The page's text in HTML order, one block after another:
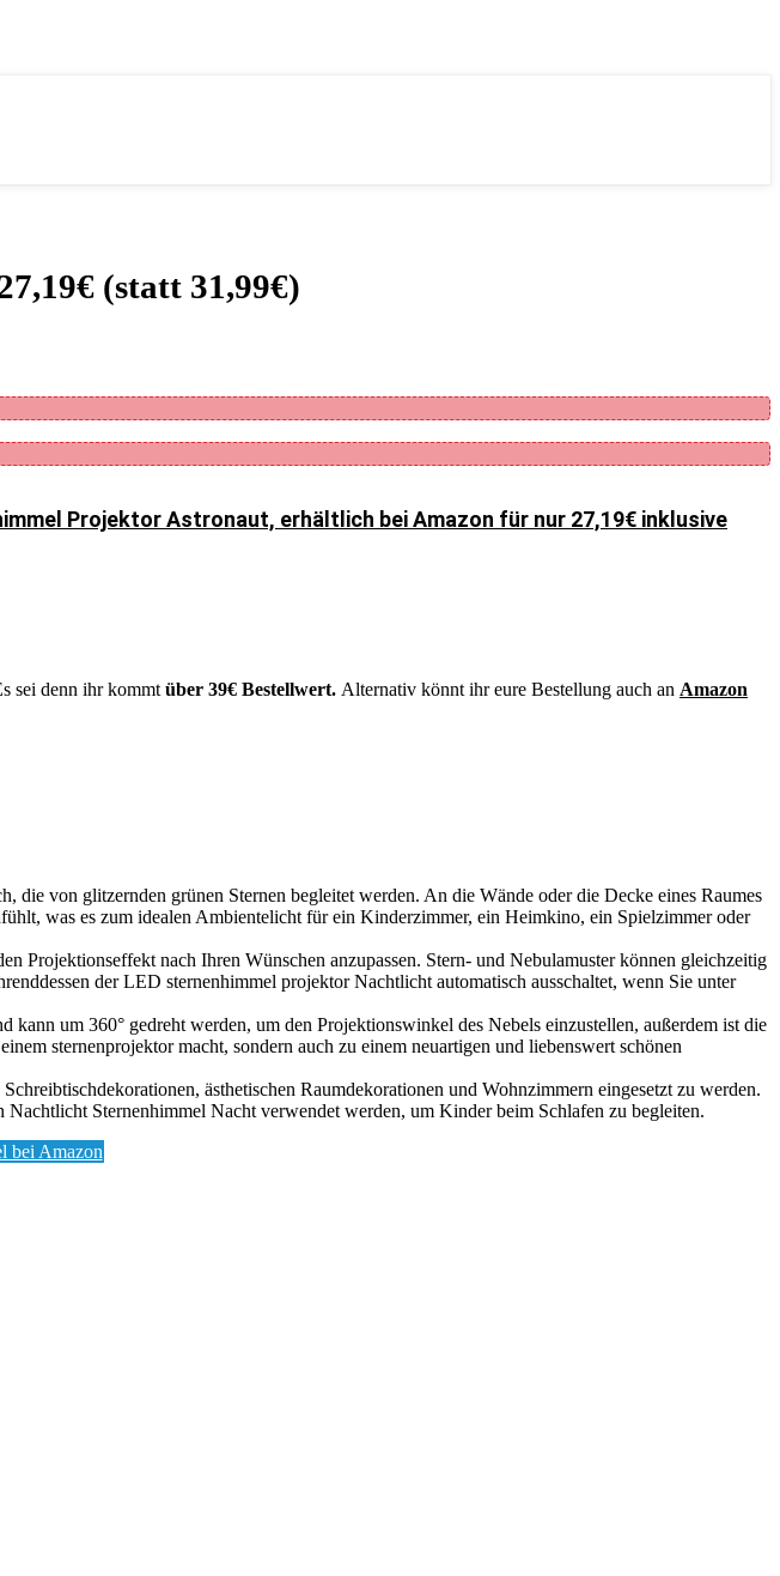
(statt 31,99€)
Projektor Astronaut, erhältlich bei Amazon für nur 27,19€ inklusive
sei denn ihr kommt über 39€ Bestellwert. Alternativ könnt ihr eure Bestellung auch an Amazon
von glitzernden grünen Sternen begleitet werden. An die Wände oder die Decke eines Raumes
was es zum idealen Ambientelicht für ein Kinderzimmer, ein Heimkino, ein Spielzimmer oder
Projektionseffekt nach Ihren Wünschen anzupassen. Stern- und Nebulamuster können gleichzeitig
der LED sternenhimmel projektor Nachtlicht automatisch ausschaltet, wenn Sie unter
um 360° gedreht werden, um den Projektionswinkel des Nebels einzustellen, außerdem ist die
sternenprojektor macht, sondern auch zu einem neuartigen und liebenswert schönen
ästhetischen Raumdekorationen und Wohnzimmern eingesetzt zu werden.
Sternenhimmel Nacht verwendet werden, um Kinder beim Schlafen zu begleiten.
bei Amazon